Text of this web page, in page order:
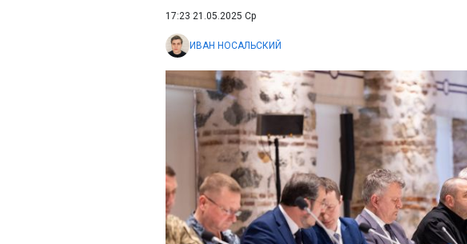
17:23 21.05.2025 Ср
ИВАН НОСАЛЬСКИЙ